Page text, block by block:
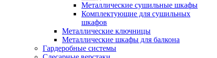
Металлические сушильные шкафы
Комплектующие для сушильных
шкафов
Металлические ключницы
Металлические шкафы для балкона
Гардеробные системы